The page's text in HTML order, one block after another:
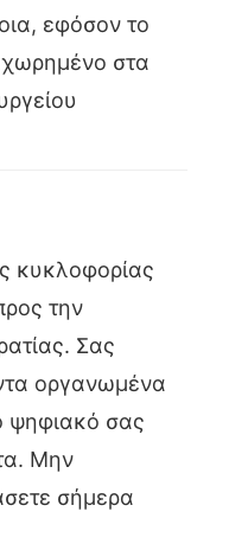
εφόσον το
στα
κυκλοφορίας
την
Σας
οργανωμένα
ψηφιακό σας
Μην
σήμερα